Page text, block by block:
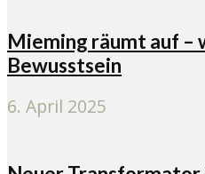
Mieming räumt auf –
Bewusstsein
6. April 2025